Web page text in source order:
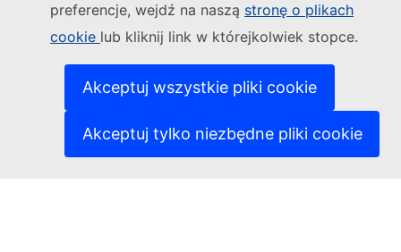
preferencje, wejdź na naszą stronę o plikach
cookie lub kliknij link w którejkolwiek stopce.
Akceptuj wszystkie pliki cookie
Akceptuj tylko niezbędne pliki cookie
Kontakt(Link zewnętrzny)
Zgłoś lukę w zabezpieczeniach informatycznych(Link
Nasze strony w różnych wersjach językowych(Link
Pliki cookie(Link zewnętrzny)
Polityka prywatności
Zastrzeżenia prawne(Link zewnętrzny)
Dostępność treści